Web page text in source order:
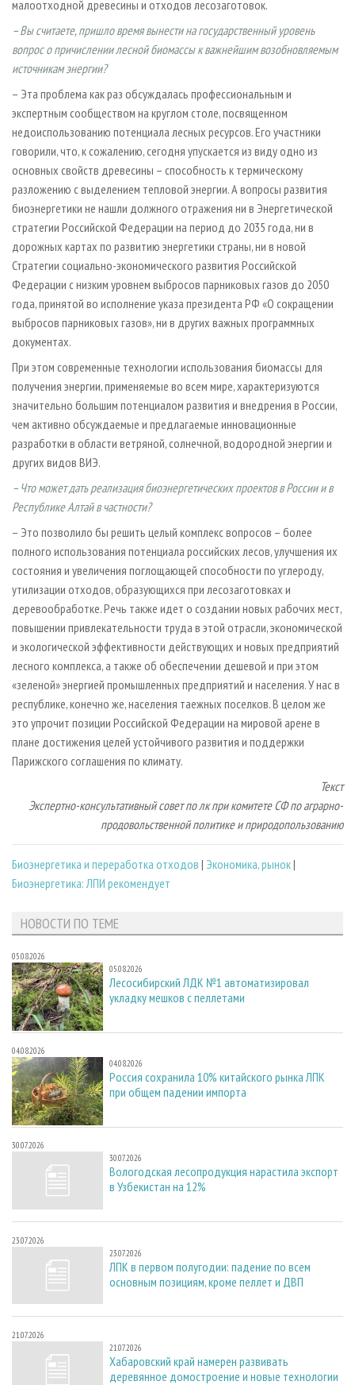
малоотходной древесины и отходов лесозаготовок.
– Вы считаете, пришло время вынести на государственный уровень
вопрос о причислении лесной биомассы к важнейшим возобновляемым
источникам энергии?
– Эта проблема как раз обсуждалась профессиональным и
экспертным сообществом на круглом столе, посвященном
недоиспользованию потенциала лесных ресурсов. Его участники
говорили, что, к сожалению, сегодня упускается из виду одно из
основных свойств древесины – способность к термическому
разложению с выделением тепловой энергии. А вопросы развития
биоэнергетики не нашли должного отражения ни в Энергетической
стратегии Российской Федерации на период до 2035 года, ни в
дорожных картах по развитию энергетики страны, ни в новой
Стратегии социально-экономического развития Российской
Федерации с низким уровнем выбросов парниковых газов до 2050
года, принятой во исполнение указа президента РФ «О сокращении
выбросов парниковых газов», ни в других важных программных
документах.
При этом современные технологии использования биомассы для
получения энергии, применяемые во всем мире, характеризуются
значительно большим потенциалом развития и внедрения в России,
чем активно обсуждаемые и предлагаемые инновационные
разработки в области ветряной, солнечной, водородной энергии и
других видов ВИЭ.
– Что может дать реализация биоэнергетических проектов в России и в
Республике Алтай в частности?
– Это позволило бы решить целый комплекс вопросов – более
полного использования потенциала российских лесов, улучшения их
состояния и увеличения поглощающей способности по углероду,
утилизации отходов, образующихся при лесозаготовках и
деревообработке. Речь также идет о создании новых рабочих мест,
повышении привлекательности труда в этой отрасли, экономической
и экологической эффективности действующих и новых предприятий
лесного комплекса, а также об обеспечении дешевой и при этом
«зеленой» энергией промышленных предприятий и населения. У нас в
республике, конечно же, населения таежных поселков. В целом же
это упрочит позиции Российской Федерации на мировой арене в
плане достижения целей устойчивого развития и поддержки
Парижского соглашения по климату.
Текст
Экспертно-консультативный совет по лк при комитете СФ по аграрно-
продовольственной политике и природопользованию
Биoэнергетика и переработка отходов | Экономика, рынок|
Биоэнергетика: ЛПИ рекомендует
НОВОСТИ ПО ТЕМЕ
05.08.2026
05.08.2026
Лесосибирский ЛДК №1 автоматизировал
укладку мешков с пеллетами
04.08.2026
04.08.2026
Россия сохранила 10% китайского рынка ЛПК
при общем падении импорта
30.07.2026
30.07.2026
Вологодская лесопродукция нарастила экспорт
в Узбекистан на 12%
23.07.2026
23.07.2026
ЛПК в первом полугодии: падение по всем
основным позициям, кроме пеллет и ДВП
21.07.2026
21.07.2026
Хабаровский край намерен развивать
деревянное домостроение и новые технологии